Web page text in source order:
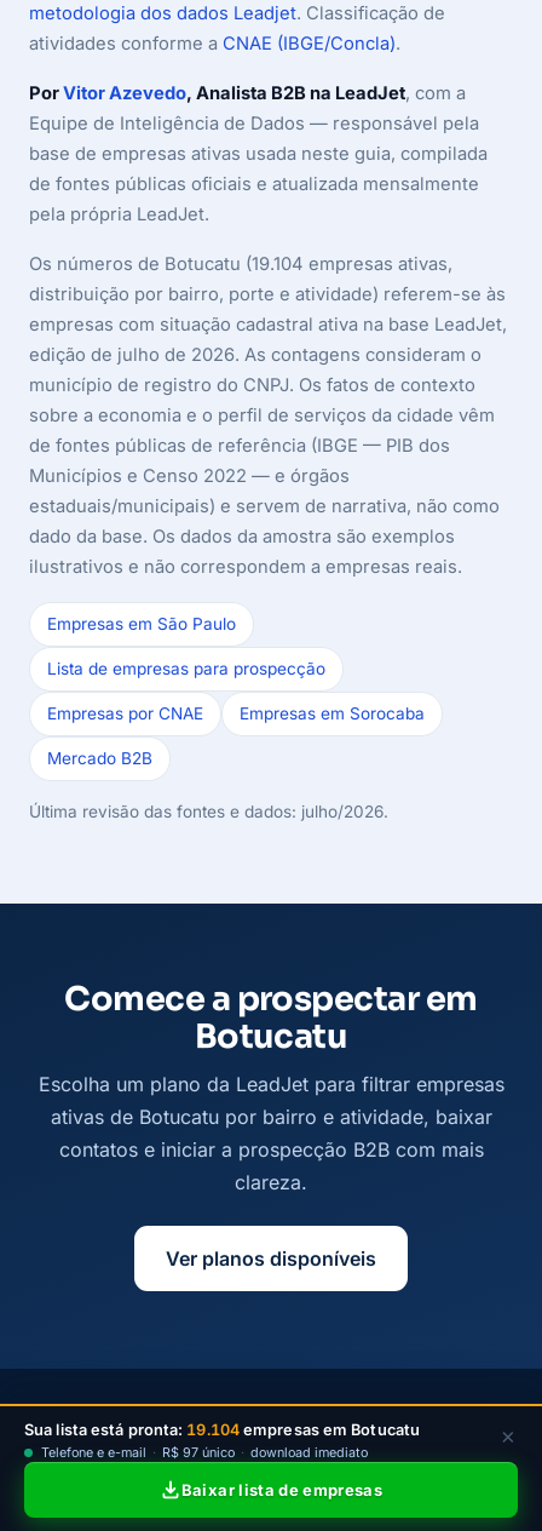
metodologia dos dados Leadjet. Classificação de
atividades conforme a CNAE (IBGE/Concla).
PorVitor Azevedo, Analista B2B na LeadJet, com a
Equipe de Inteligência de Dados — responsável pela
base de empresas ativas usada neste guia, compilada
de fontes públicas oficiais e atualizada mensalmente
pela própria LeadJet.
Os números de Botucatu (19.104 empresas ativas,
distribuição por bairro, porte e atividade) referem-se às
empresas com situação cadastral ativa na base LeadJet,
edição de julho de 2026. As contagens consideram o
município de registro do CNPJ. Os fatos de contexto
sobre a economia e o perfil de serviços da cidade vêm
de fontes públicas de referência (IBGE — PIB dos
Municípios e Censo 2022 — e órgãos
estaduais/municipais) e servem de narrativa, não como
dado da base. Os dados da amostra são exemplos
ilustrativos e não correspondem a empresas reais.
Empresas em São Paulo
Lista de empresas para prospecção
Empresas por CNAE Empresas em Sorocaba
Mercado B2B
Última revisão das fontes e dados: julho/2026.
Comece a prospectar em
Botucatu
Escolha um plano da LeadJet para filtrar empresas
ativas de Botucatu por bairro e atividade, baixar
contatos e iniciar a prospecção B2B com mais
clareza.
Ver planos disponíveis
© 2026Leadjet— Todos os direitos reservados —
contato@leadjet.com.br
Política de Privacidade · Planos
Sua lista está pronta: 19.104empresas em Botucatu
Telefone e e-mail · R$ 97 único · download imediato
Baixar lista de empresas
×